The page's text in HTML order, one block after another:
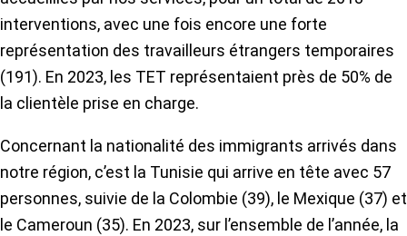
interventions, avec une fois encore une forte
représentation des travailleurs étrangers temporaires
(191). En 2023, les TET représentaient près de 50% de
la clientèle prise en charge.
Concernant la nationalité des immigrants arrivés dans
notre région, c’est la Tunisie qui arrive en tête avec 57
personnes, suivie de la Colombie (39), le Mexique (37) et
le Cameroun (35). En 2023, sur l’ensemble de l’année, la